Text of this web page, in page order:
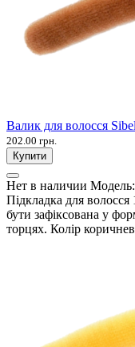
Валик для волосся
202.00 грн.
Купити
Нет в наличии Модель:
Підкладка для
бути зафіксована у
торцях. Колір